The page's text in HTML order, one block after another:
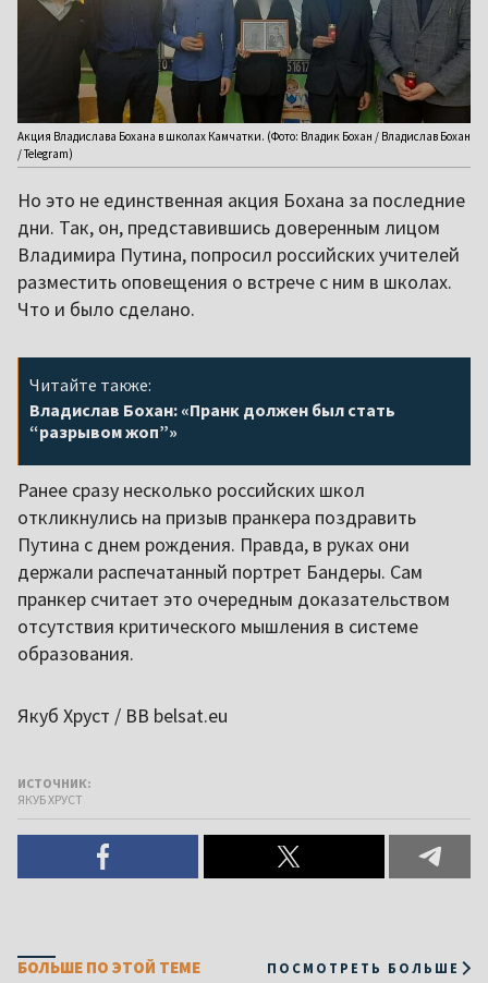
Акция Владислава Бохана в школах Камчатки. (Фото: Владик Бохан / Владислав Бохан
/ Telegram)
Но это не единственная акция Бохана за последние
дни. Так, он, представившись доверенным лицом
Владимира Путина, попросил российских учителей
разместить оповещения о встрече с ним в школах.
Что и было сделано.
Читайте также:
Владислав Бохан: «Пранк должен был стать
“разрывом жоп”»
Ранее сразу несколько российских школ
откликнулись на призыв пранкера поздравить
Путина с днем рождения. Правда, в руках они
держали распечатанный портрет Бандеры. Сам
пранкер считает это очередным доказательством
отсутствия критического мышления в системе
образования.
Якуб Хруст / ВВ belsat.eu
ИСТОЧНИК:
ЯКУБ ХРУСТ
БОЛЬШЕ ПО ЭТОЙ ТЕМЕ ПОСМОТРЕТЬ БОЛЬШЕ